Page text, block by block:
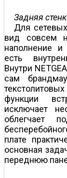
Задняя
Для
вид совсем
наполнение
есть
Внутри
сам
функции
исключает
облегчает
плате
основная
переднюю